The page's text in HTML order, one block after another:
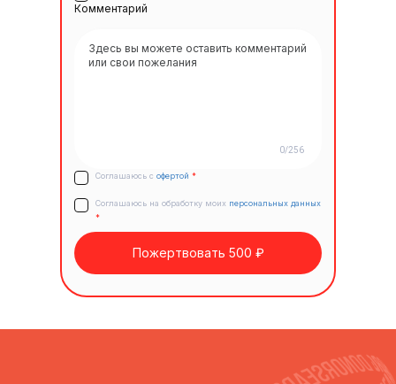
Комментарий
0/256
Соглашаюсь с офертой *
Соглашаюсь на обработку моих персональных данных
*
Пожертвовать 500 ₽